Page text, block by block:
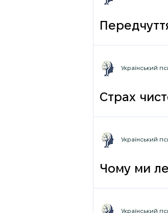
Страх
Український
Чому ми
Український
Український